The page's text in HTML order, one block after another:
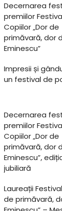
Decernarea
premiilor
Copiilor „Dor de
primăvară, dor
Eminescu”
Impresii și
un festival de
Decernarea
premiilor
Copiilor „Dor de
primăvară, dor
Eminescu”,
jubiliară
Laureații
de primăvară,